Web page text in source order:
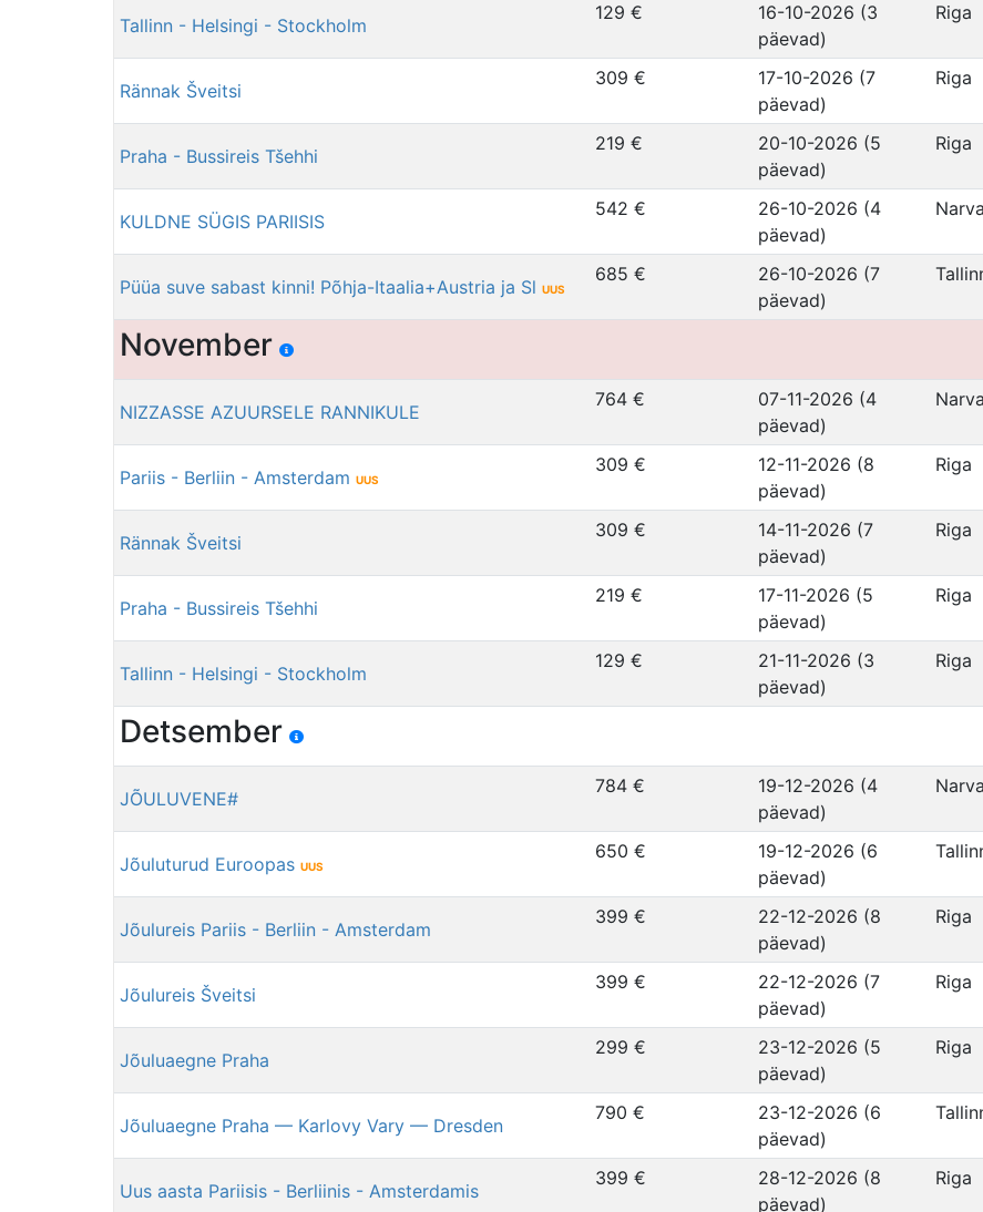
Tallinn - Helsingi - Stockholm
129 €
16-10-2026 (3
päevad)
Riga
Rännak Šveitsi
309 €
17-10-2026 (7
päevad)
Riga
Praha - Bussireis Tšehhi
219 €
20-10-2026 (5
päevad)
Riga
KULDNE SÜGIS PARIISIS
542 €
26-10-2026 (4
päevad)
Narva
Püüa suve sabast kinni! Põhja-Itaalia+Austria ja Sl UUS
685 €
26-10-2026 (7
päevad)
November
NIZZASSE AZUURSELE RANNIKULE
764 €
07-11-2026 (4
päevad)
Narva
Pariis - Berliin - Amsterdam UUS
309 €
12-11-2026 (8
päevad)
Riga
Rännak Šveitsi
309 €
14-11-2026 (7
päevad)
Riga
Praha - Bussireis Tšehhi
219 €
17-11-2026 (5
päevad)
Riga
Tallinn - Helsingi - Stockholm
129 €
21-11-2026 (3
päevad)
Riga
Detsember
JÕULUVENE#
784 €
19-12-2026 (4
päevad)
Narva
Jõuluturud Euroopas UUS
650 €
19-12-2026 (6
päevad)
Jõulureis Pariis - Berliin - Amsterdam
399 €
22-12-2026 (8
päevad)
Riga
Jõulureis Šveitsi
399 €
22-12-2026 (7
päevad)
Riga
Jõuluaegne Praha
299 €
23-12-2026 (5
päevad)
Riga
Jõuluaegne Praha — Karlovy Vary — Dresden
790 €
23-12-2026 (6
päevad)
Uus aasta Pariisis - Berliinis - Amsterdamis
399 €
28-12-2026 (8
päevad)
Riga